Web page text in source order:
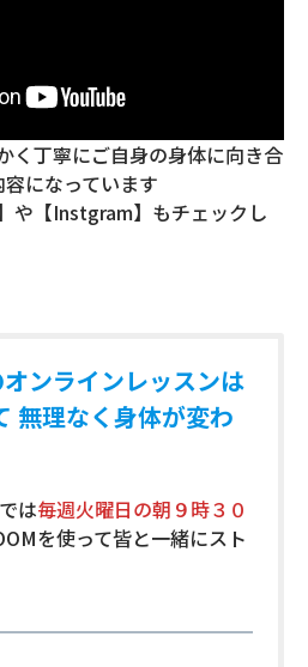
く丁寧にご自身の身体に向き合
になっています
や【Instgram】もチェックし
ンラインレッスンは
無理なく身体が変わ
は毎週火曜日の朝９時３０
を使って皆と一緒にスト